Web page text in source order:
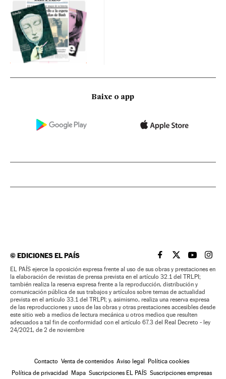
Baixe o app
©EDICIONES EL PAÍS EL PAÍS BRASIL EN
EL PAÍSEL PAÍS
EL
EL PAÍS ejerce la oposición expresa frente al uso de sus obras y prestaciones en
la elaboración de revistas de prensa prevista en el artículo 32.1 del TRLPI;
también realiza la reserva expresa frente a la reproducción, distribución y
comunicación pública de sus trabajos y artículos sobre temas de actualidad
prevista en el artículo 33.1 del TRLPI; y, asimismo, realiza una reserva expresa
de las reproducciones y usos de las obras y otras prestaciones accesibles desde
este sitio web a medios de lectura mecánica u otros medios que resulten
adecuados a tal fin de conformidad con el artículo 67.3 del Real Decreto - ley
24/2021, de 2 de noviembre
Contacto Venta de contenidos Aviso legal
Política cookies
Política de privacidad
Mapa Suscripciones EL PAÍS Suscripciones empresas